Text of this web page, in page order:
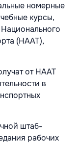
номерные
курсы,
(НААТ),
от НААТ
в
штаб-
рабочих